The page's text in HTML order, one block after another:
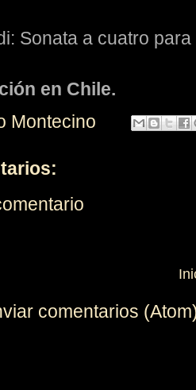
Sonata a cuatro
en Chile.
Montecino
comentarios